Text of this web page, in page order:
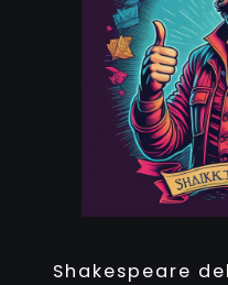
Shakespeare